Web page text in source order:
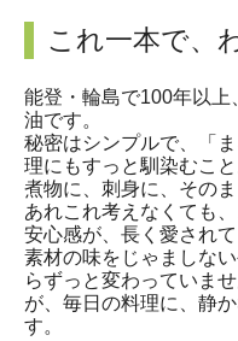
これ一本で、
能登・輪島で100年以
油です。
秘密はシンプルで、「
理にもすっと馴染むこと
煮物に、刺身に、その
あれこれ考えなくても
安心感が、長く愛され
素材の味をじゃましな
らずっと変わっていま
が、毎日の料理に、静
す。